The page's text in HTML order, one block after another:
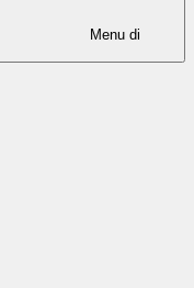
Menu di